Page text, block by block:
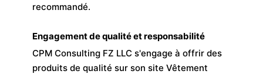
recommandé.
Engagement de qualité et responsabilité
CPM Consulting FZ LLC s'engage à offrir des
produits de qualité sur son site Vêtement